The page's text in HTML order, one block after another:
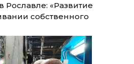
Рославле: «Развитие
собственного